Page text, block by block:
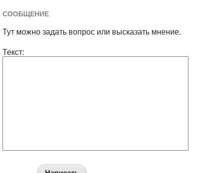
СООБЩЕНИЕ
Тут можно задать вопрос или высказать мнение.
Текст: